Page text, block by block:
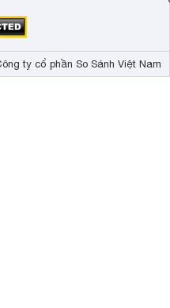
ty cổ phần So Sánh Việt Nam